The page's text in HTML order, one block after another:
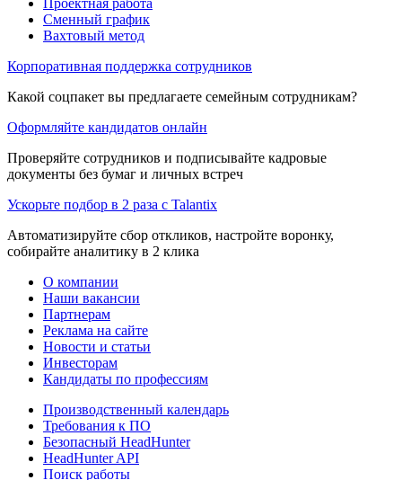
Сменный график
Вахтовый метод
Корпоративная поддержка сотрудников
Какой соцпакет вы предлагаете семейным сотрудникам?
Оформляйте кандидатов онлайн
Проверяйте сотрудников и подписывайте кадровые
документы без бумаг и личных встреч
Ускорьте подбор в 2 раза с Talantix
Автоматизируйте сбор откликов, настройте воронку,
собирайте аналитику в 2 клика
О компании
Наши вакансии
Партнерам
Реклама на сайте
Новости и статьи
Инвесторам
Кандидаты по профессиям
Производственный календарь
Требования к ПО
Безопасный HeadHunter
HeadHunter API
Поиск работы